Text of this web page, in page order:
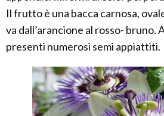
Il frutto è una bacca carnosa,
va dall’arancione al rosso- bruno.
presenti numerosi semi appiattiti.